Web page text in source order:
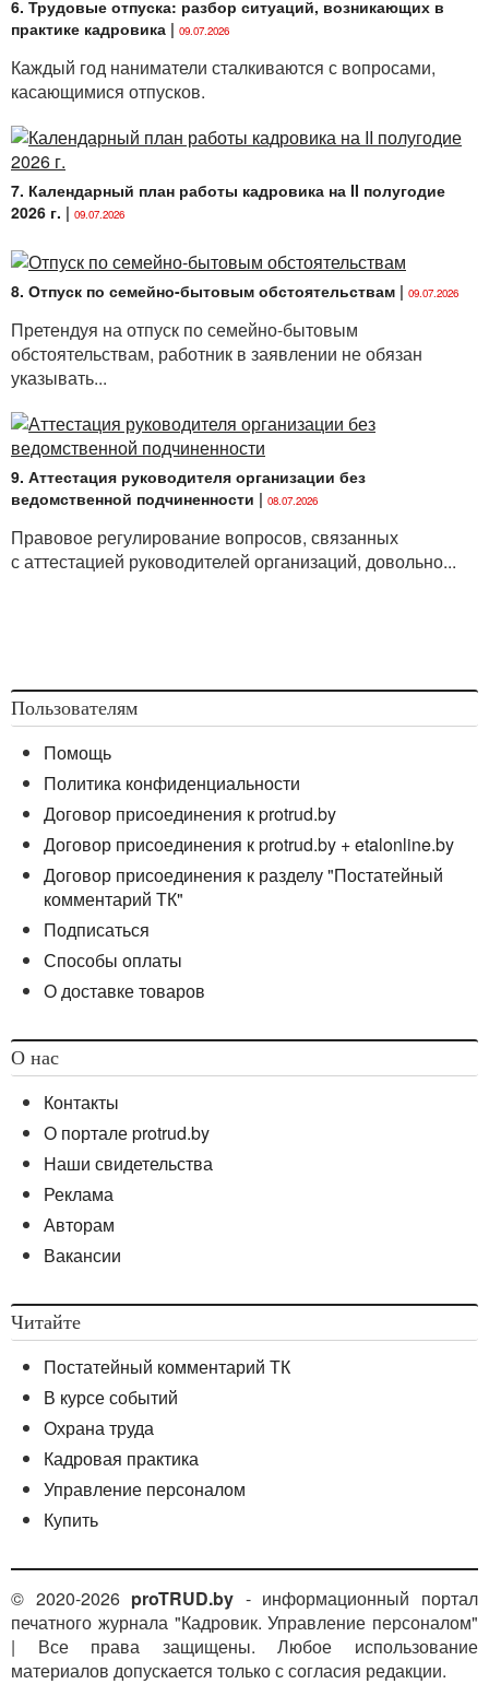
6. Трудовые отпуска: разбор ситуаций, возникающих в
практике кадровика | 09.07.2026
Каждый год наниматели сталкиваются с вопросами,
касающимися отпусков.
7. Календарный план работы кадровика на II полугодие
2026 г. | 09.07.2026
8. Отпуск по семейно-бытовым обстоятельствам | 09.07.2026
Претендуя на отпуск по семейно-бытовым
обстоятельствам, работник в заявлении не обязан
указывать...
9. Аттестация руководителя организации без
ведомственной подчиненности | 08.07.2026
Правовое регулирование вопросов, связанных
с аттестацией руководителей организаций, довольно...
Пользователям
Помощь
Политика конфиденциальности
Договор присоединения к protrud.by
Договор присоединения к protrud.by + etalonline.by
Договор присоединения к разделу "Постатейный
комментарий ТК"
Подписаться
Способы оплаты
О доставке товаров
О нас
Контакты
О портале protrud.by
Наши свидетельства
Реклама
Авторам
Вакансии
Читайте
Постатейный комментарий ТК
В курсе событий
Охрана труда
Кадровая практика
Управление персоналом
Купить
© 2020-2026 proTRUD.by - информационный портал
печатного журнала "Кадровик. Управление персоналом"
| Все права защищены. Любое использование
материалов допускается только с согласия редакции.